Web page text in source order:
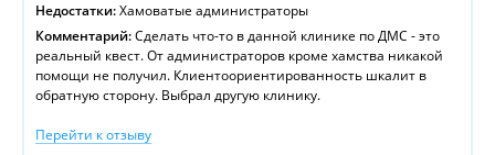
Недостатки:Хамоватые администраторы
Комментарий:Сделать что-то в данной клинике по ДМС - это
реальный квест. От администраторов кроме хамства никакой
помощи не получил. Клиентоориентированность шкалит в
обратную сторону. Выбрал другую клинику.
Перейти к отзыву